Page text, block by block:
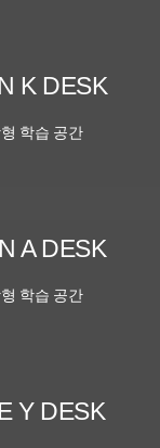
K DESK
학습 공간
A DESK
학습 공간
Y DESK